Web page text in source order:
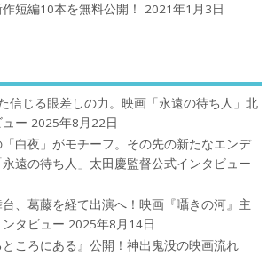
短編10本を無料公開！
2021年1月3日
信じる眼差しの力。映画「永遠の待ち人」北
ー 2025年8月22日
「白夜」がモチーフ。その先の新たなエンデ
遠の待ち人」太田慶監督公式インタビュー
、葛藤を経て出演へ！映画『囁きの河』主
タビュー 2025年8月14日
ころにある』公開！神出鬼没の映画流れ